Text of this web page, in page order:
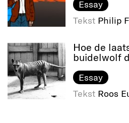
Essay
Tekst Philip
Hoe de
buidelwolf
Essay
Tekst Roos